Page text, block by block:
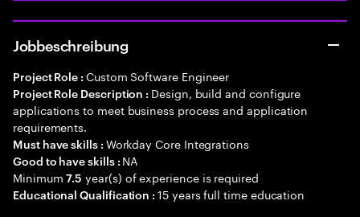
Jobbeschreibung
Project Role : Custom Software Engineer
Project Role Description : Design, build and configure
applications to meet business process and application
requirements.
Must have skills : Workday Core Integrations
Good to have skills : NA
Minimum7.5 year(s) of experience is required
Educational Qualification :15 years full time education